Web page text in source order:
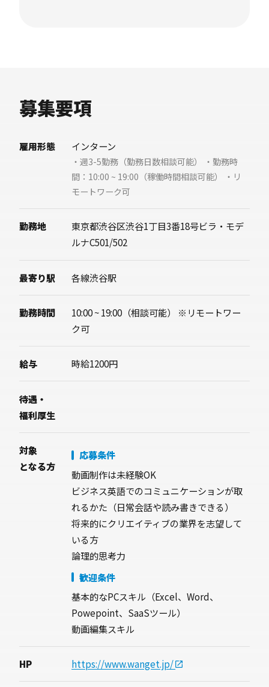
い！
募集要項
雇用形態 インターン
・週3-5勤務（勤務日数相談可能） ・勤務時
間：10:00 ~ 19:00（稼働時間相談可能） ・リ
モートワーク可
勤務地
東京都渋谷区渋谷1丁目3番18号ビラ・モデ
ルナC501/502
最寄り駅 各線渋谷駅
勤務時間
10:00 ~ 19:00（相談可能） ※リモートワー
ク可
給与 時給1200円
待遇・
福利厚生
対象
となる方
応募条件
動画制作は未経験OK
ビジネス英語でのコミュニケーションが取
れるかた（日常会話や読み書きできる）
将来的にクリエイティブの業界を志望して
いる方
論理的思考力
歓迎条件
基本的なPCスキル（Excel、Word、
Powepoint、SaaSツール）
動画編集スキル
HP https://www.wanget.jp/